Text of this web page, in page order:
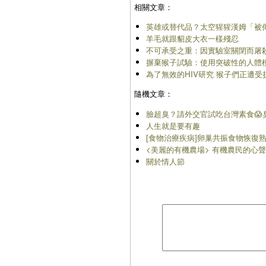
相關文章：
英雄或替代品？太空猩猩漢姆「被
羊毛就跟貂皮大衣一樣殘忍
不可承受之重：因實驗室關閉而屠
摒棄猴子試驗：使用突破性的人
為了無效的HIV研究 猴子們正遭
隨機文章：
臉超臭？請外交官試吃台灣素食
人生就是要有趣
[食物治療疾病]卵巢共振食物恢復
<美麗的有機農場> 有機農民的心
關於情人節